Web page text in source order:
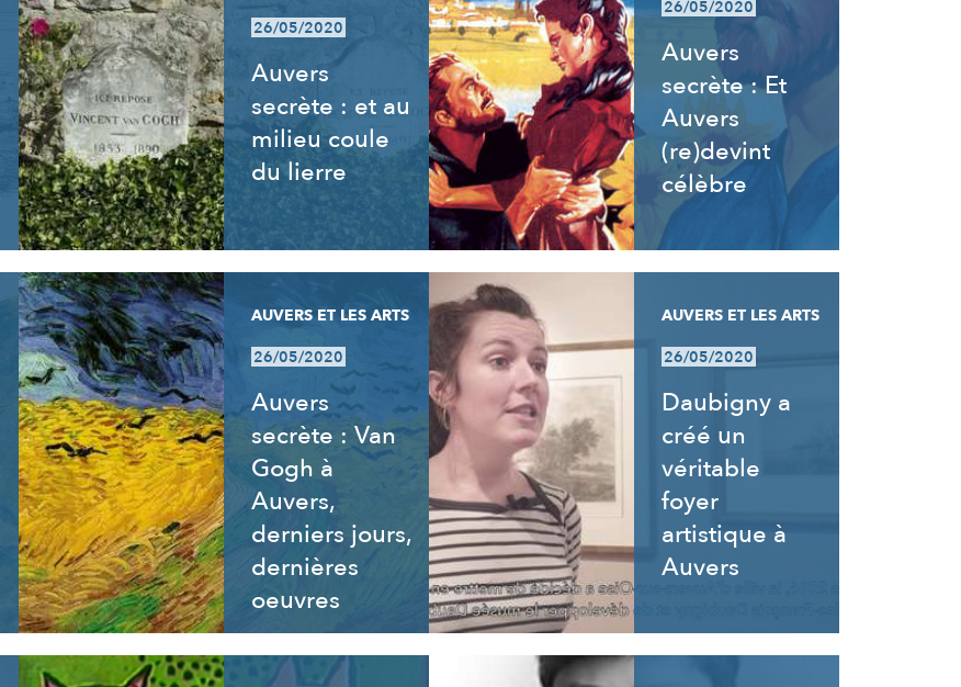
26/05/2020
Auvers
secrète : et au
milieu coule
du lierre
26/05/2020
Auvers
secrète : Et
Auvers
(re)devint
célèbre
AUVERS ET LES ARTS
26/05/2020
Auvers
secrète : Van
Gogh à
Auvers,
derniers jours,
dernières
oeuvres
AUVERS ET LES ARTS
26/05/2020
Daubigny a
créé un
véritable
foyer
artistique à
Auvers